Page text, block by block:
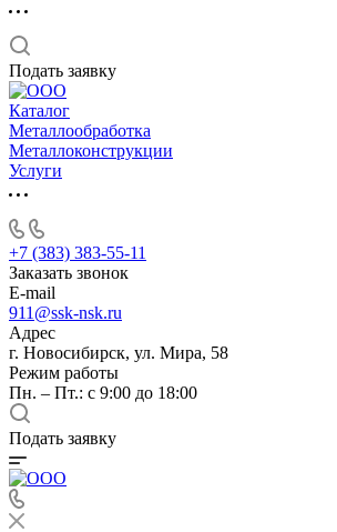
Подать заявку
Каталог
Металлообработка
Металлоконструкции
Услуги
+7 (383) 383-55-11
Заказать звонок
E-mail
911@ssk-nsk.ru
Адрес
г. Новосибирск, ул. Мира, 58
Режим работы
Пн. – Пт.: с 9:00 до 18:00
Подать заявку